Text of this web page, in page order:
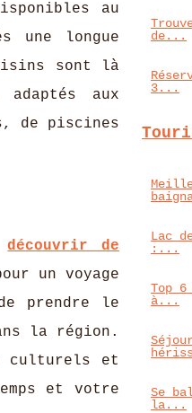
au
une longue
sont là
aux
de piscines
découvrir de
un voyage
prendre le
la région.
culturels et
et votre
de...
3...
Lac
:...
Top
à...
Se
la...